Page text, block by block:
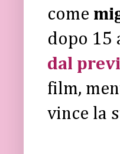
come
dopo 15
dal
film,
vince la